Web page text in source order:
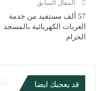
المقال السابق
57 ألف مستفيد من خدمة
العربات الكهربائية بالمسجد
الحرام
قد يعجبك ايضا